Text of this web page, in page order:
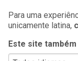
Para uma
unicamente latina,
Este site